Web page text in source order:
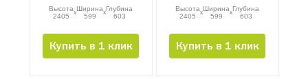
Высота
2405
xШирина
599
xГлубина
603
Купить в 1 клик
Высота
2405
xШирина
599
xГлубина
603
Купить в 1 клик